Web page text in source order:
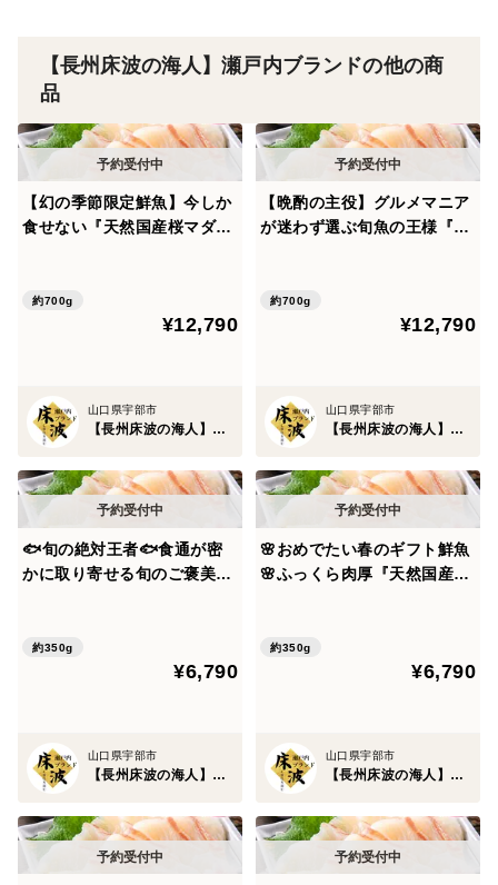
その中で、自然に委ねられた天然個体は、さらに限られ
た条件でしか存在しません。
瀬戸内の穏やかな海。山から流れ込む豊富な栄養。
干満差によって生まれる自然な潮の循環。
さらに、この海域は餌が豊富。
この環境が、天然車エビの“完成度”を引き上げます。
く、
整った弾力と、澄んだ甘みが共存する。
【長州床波の海人】は、自ら水揚げし、元料理人の視点
で個体を選別。
【身の締まり】【殻の透明感】【節の整い】
生で味わえば、澄んだ甘みと、歯切れの良い弾力。
“養殖では再現できない自然の完成形”。
【長州床波の海人】瀬戸内ブランドの他の商
品
【幻の季節限定鮮魚】今しか
食せない『天然国産桜マダ
どれ】【4月上中旬予約】
約700g
¥12,790
山口県宇部市
【長州床波の海人】瀬戸内ブランド
【晩酌の主役】グルメマニア
が迷わず選ぶ旬魚の王様『天
約700g【朝どれ】【4月中下
約700g
¥12,790
山口県宇部市
【長州床波の海人】瀬戸内ブランド
🐟旬の絶対王者🐟食通が密
かに取り寄せる旬のご褒美
ン真鯛お刺身用約350g【朝
どれ】【4月中下旬予約】
約350g
¥6,790
山口県宇部市
【長州床波の海人】瀬戸内ブランド
🌸おめでたい春のギフト鮮魚
🌸ふっくら肉厚『天然国産桜
用約350g【朝どれ】【4月上
約350g
¥6,790
山口県宇部市
【長州床波の海人】瀬戸内ブランド